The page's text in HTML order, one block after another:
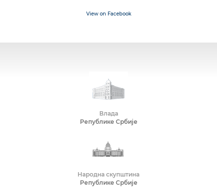
View on Facebook
Влада
Републике Србије
Народна скупштина
Републике Србије